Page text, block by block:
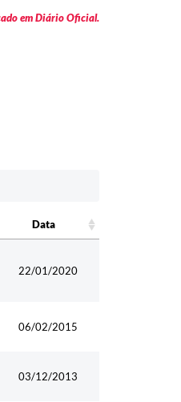
em Diário Oficial.
Data
22/01/2020
06/02/2015
03/12/2013